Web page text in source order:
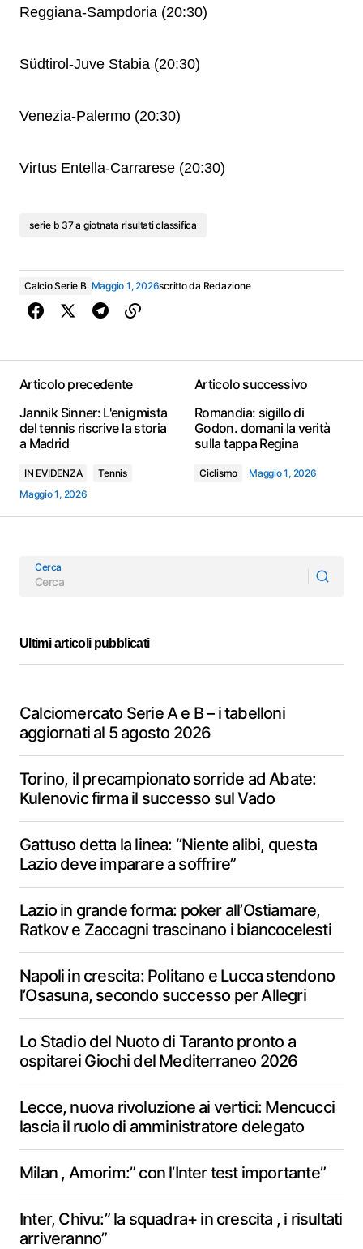
Reggiana-Sampdoria (20:30)
Südtirol-Juve Stabia (20:30)
Venezia-Palermo (20:30)
Virtus Entella-Carrarese (20:30)
serie b 37 a giotnata risultati classifica
Calcio Serie B Maggio 1, 2026scritto da Redazione
Articolo precedente
Jannik Sinner: L'enigmista
del tennis riscrive la storia
a Madrid
IN EVIDENZA
Tennis
Maggio 1, 2026
Articolo successivo
Romandia: sigillo di
Godon. domani la verità
sulla tappa Regina
Ciclismo Maggio 1, 2026
Cerca
Ultimi articoli pubblicati
Calciomercato Serie A e B – i tabelloni
aggiornati al 5 agosto 2026
Torino, il precampionato sorride ad Abate:
Kulenovic firma il successo sul Vado
Gattuso detta la linea: “Niente alibi, questa
Lazio deve imparare a soffrire”
Lazio in grande forma: poker all’Ostiamare,
Ratkov e Zaccagni trascinano i biancocelesti
Napoli in crescita: Politano e Lucca stendono
l’Osasuna, secondo successo per Allegri
Lo Stadio del Nuoto di Taranto pronto a
ospitarei Giochi del Mediterraneo 2026
Lecce, nuova rivoluzione ai vertici: Mencucci
lascia il ruolo di amministratore delegato
Milan , Amorim:” con l’Inter test importante”
Inter, Chivu:” la squadra+ in crescita , i risultati
arriveranno”